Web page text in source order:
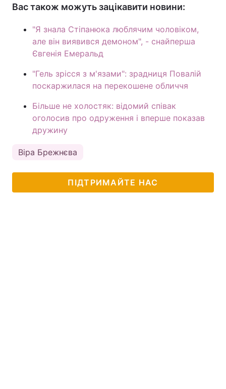
Вас також можуть зацікавити новини:
"Я знала Стіпанюка люблячим чоловіком,
але він виявився демоном", - снайперша
Євгенія Емеральд
"Гель зрісся з м'язами": зрадниця Повалій
поскаржилася на перекошене обличчя
Більше не холостяк: відомий співак
оголосив про одруження і вперше показав
дружину
Віра Брежнєва
ПІДТРИМАЙТЕ НАС